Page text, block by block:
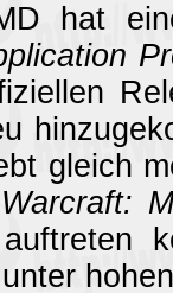
hat
gleich